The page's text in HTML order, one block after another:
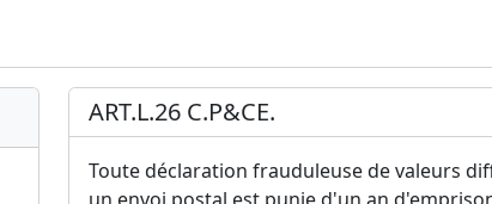
ART.L.26 C.P&CE.
Toute déclaration frauduleuse de valeurs
un envoi postal est punie d'un an